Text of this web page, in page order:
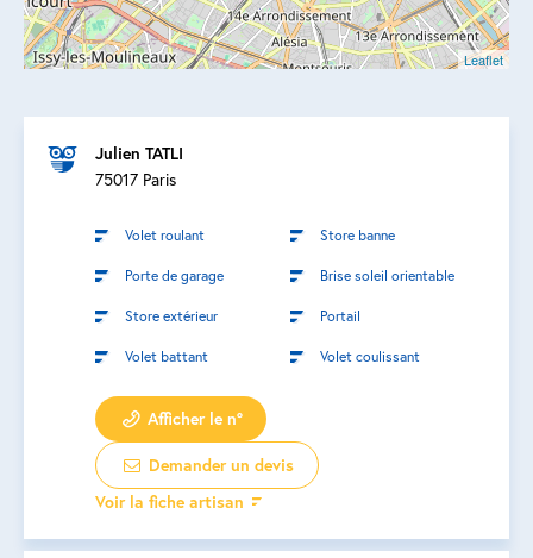
Leaflet
Julien TATLI
75017 Paris
Volet roulant Store banne
Porte de garage Brise soleil orientable
Store extérieur Portail
Volet battant Volet coulissant
Afficher le n°
Demander un devis
Voir la fiche artisan